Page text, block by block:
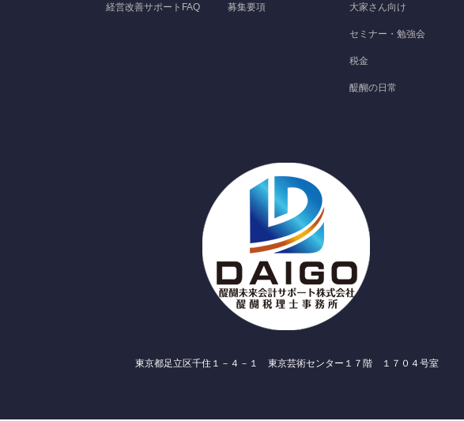
経営改善サポートFAQ 募集要項 大家さん向け
セミナー・勉強会
税金
醍醐の日常
東京都足立区千住１－４－１ 東京芸術センター１７階 １７０４号室